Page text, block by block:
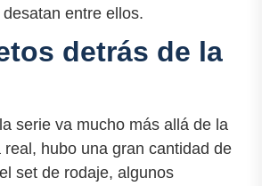
entre ellos.
detrás de la
serie va mucho más allá de la
hubo una gran cantidad de
set de rodaje, algunos